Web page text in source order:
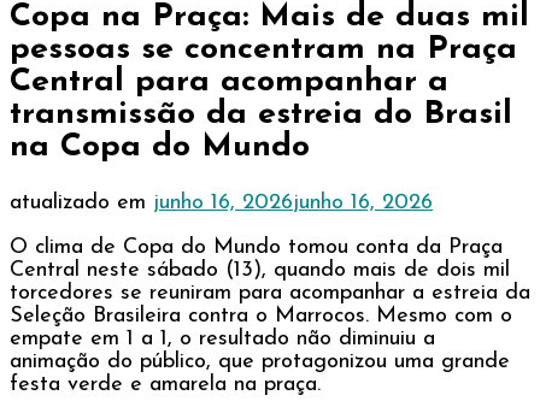
Copa na Praça: Mais de duas mil
pessoas se concentram na Praça
Central para acompanhar a
transmissão da estreia do Brasil
na Copa do Mundo
atualizado em junho 16, 2026junho 16, 2026
O clima de Copa do Mundo tomou conta da Praça
Central neste sábado (13), quando mais de dois mil
torcedores se reuniram para acompanhar a estreia da
Seleção Brasileira contra o Marrocos. Mesmo com o
empate em 1 a 1, o resultado não diminuiu a
animação do público, que protagonizou uma grande
festa verde e amarela na praça.